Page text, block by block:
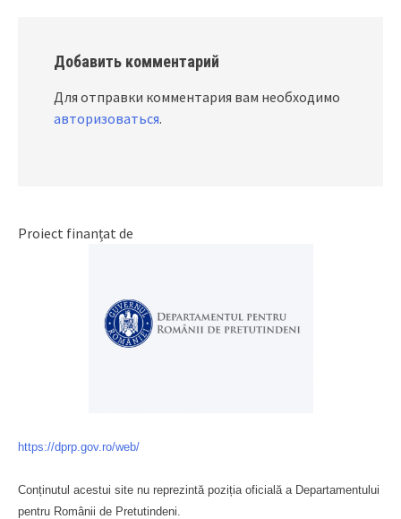
Добавить комментарий
Для отправки комментария вам необходимо
авторизоваться.
Proiect finanțat de
https://dprp.gov.ro/web/
Conținutul acestui site nu reprezintă poziția oficială a Departamentului
pentru Românii de Pretutindeni.